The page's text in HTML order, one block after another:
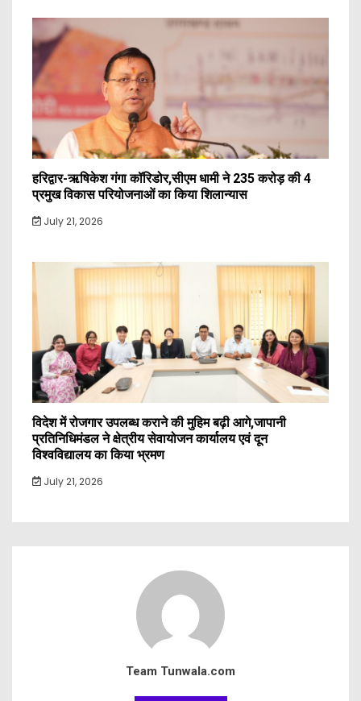
हरिद्वार-ऋषिकेश गंगा कॉरिडोर,सीएम धामी ने 235 करोड़ की 4
प्रमुख विकास परियोजनाओं का किया शिलान्यास
July 21, 2026
विदेश में रोजगार उपलब्ध कराने की मुहिम बढ़ी आगे,जापानी
प्रतिनिधिमंडल ने क्षेत्रीय सेवायोजन कार्यालय एवं दून
विश्वविद्यालय का किया भ्रमण
July 21, 2026
Team Tunwala.com